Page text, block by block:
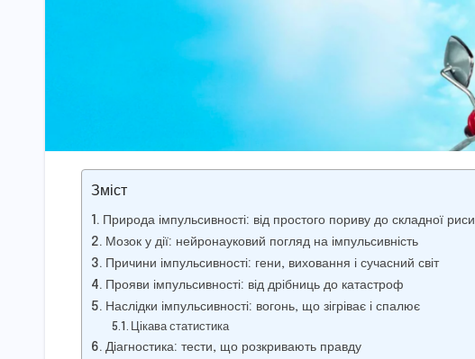
Зміст
Природа імпульсивності: від простого пориву до складної риси
Мозок у дії: нейронауковий погляд на імпульсивність
Причини імпульсивності: гени, виховання і сучасний світ
Прояви імпульсивності: від дрібниць до катастроф
Наслідки імпульсивності: вогонь, що зігріває і спалює
Цікава статистика
Діагностика: тести, що розкривають правду